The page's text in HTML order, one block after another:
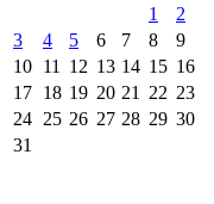
1
2
3
4 5 6 7 8
9
10 11 12 13 14 15 16
17 18 19 20 21 22 23
24 25 26 27 28 29 30
31